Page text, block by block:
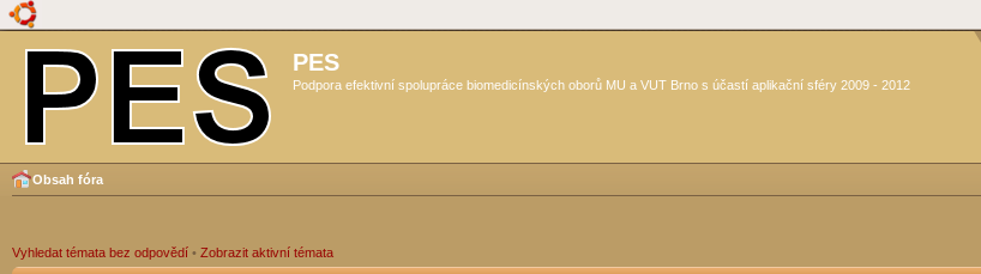
PES
Podpora efektivní spolupráce biomedicínských oborů MU a VUT Brno s účastí aplikační sféry 2009 - 2012
Obsah fóra
Vyhledat témata bez odpovědí • Zobrazit aktivní témata